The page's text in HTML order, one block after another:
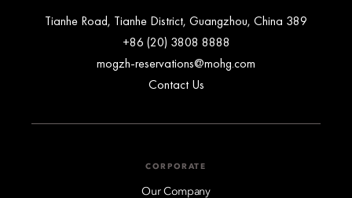
389 Tianhe Road, Tianhe District, Guangzhou, China
+86 (20) 3808 8888
mogzh-reservations@mohg.com
Contact Us
CORPORATE
Our Company